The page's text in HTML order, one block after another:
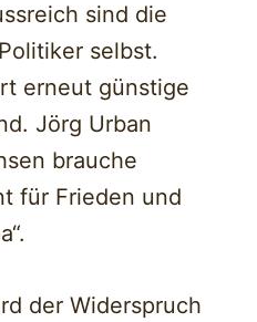
sind die
selbst.
erneut günstige
Jörg Urban
brauche
für Frieden und
der Widerspruch